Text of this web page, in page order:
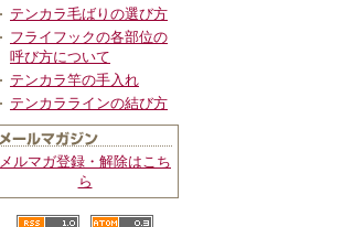
テンカラ毛ばりの選び方
フライフックの各部位の
呼び方について
テンカラ竿の手入れ
テンカララインの結び方
メルマガ登録・解除はこち
ら